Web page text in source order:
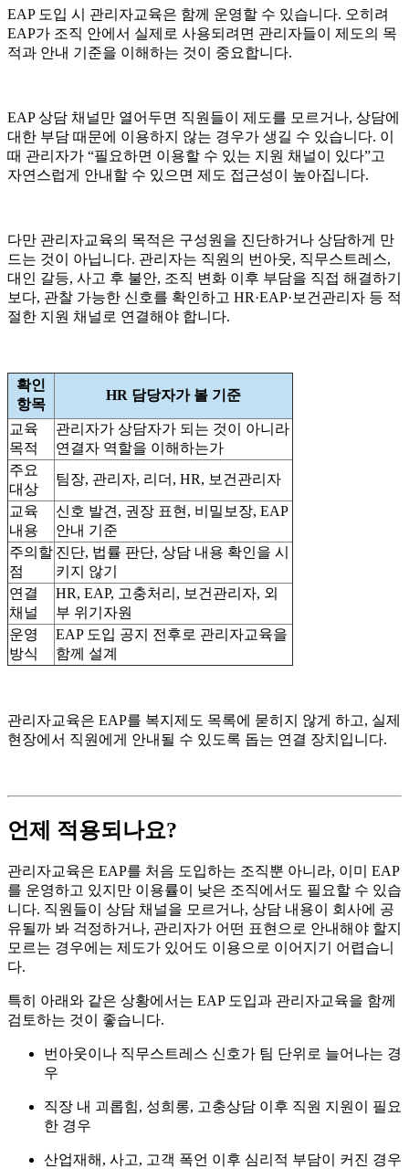
EAP 도입 시 관리자교육은 함께 운영할 수 있습니다. 오히려
EAP가 조직 안에서 실제로 사용되려면 관리자들이 제도의 목
적과 안내 기준을 이해하는 것이 중요합니다.
EAP 상담 채널만 열어두면 직원들이 제도를 모르거나, 상담에
대한 부담 때문에 이용하지 않는 경우가 생길 수 있습니다. 이
때 관리자가 “필요하면 이용할 수 있는 지원 채널이 있다”고
자연스럽게 안내할 수 있으면 제도 접근성이 높아집니다.
다만 관리자교육의 목적은 구성원을 진단하거나 상담하게 만
드는 것이 아닙니다. 관리자는 직원의 번아웃, 직무스트레스,
대인 갈등, 사고 후 불안, 조직 변화 이후 부담을 직접 해결하기
보다, 관찰 가능한 신호를 확인하고 HR·EAP·보건관리자 등 적
절한 지원 채널로 연결해야 합니다.
확인
항목
HR 담당자가 볼 기준
교육
목적
관리자가 상담자가 되는 것이 아니라
연결자 역할을 이해하는가
주요
대상
팀장, 관리자, 리더, HR, 보건관리자
교육
내용
신호 발견, 권장 표현, 비밀보장, EAP
안내 기준
주의할
점
진단, 법률 판단, 상담 내용 확인을 시
키지 않기
연결
채널
HR, EAP, 고충처리, 보건관리자, 외
부 위기자원
운영
방식
EAP 도입 공지 전후로 관리자교육을
함께 설계
관리자교육은 EAP를 복지제도 목록에 묻히지 않게 하고, 실제
현장에서 직원에게 안내될 수 있도록 돕는 연결 장치입니다.
언제 적용되나요?
관리자교육은 EAP를 처음 도입하는 조직뿐 아니라, 이미 EAP
를 운영하고 있지만 이용률이 낮은 조직에서도 필요할 수 있습
니다. 직원들이 상담 채널을 모르거나, 상담 내용이 회사에 공
유될까 봐 걱정하거나, 관리자가 어떤 표현으로 안내해야 할지
모르는 경우에는 제도가 있어도 이용으로 이어지기 어렵습니
다.
특히 아래와 같은 상황에서는 EAP 도입과 관리자교육을 함께
검토하는 것이 좋습니다.
번아웃이나 직무스트레스 신호가 팀 단위로 늘어나는 경
우
직장 내 괴롭힘, 성희롱, 고충상담 이후 직원 지원이 필요
한 경우
산업재해, 사고, 고객 폭언 이후 심리적 부담이 커진 경우